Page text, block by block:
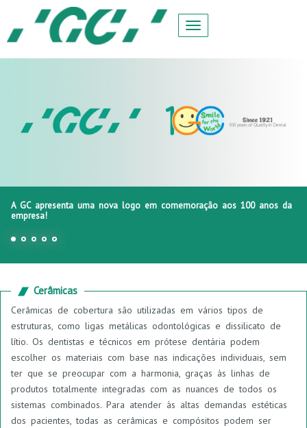
A GC apresenta uma nova logo em comemoração aos 100 anos da
empresa!
Cerâmicas
Cerâmicas de cobertura são utilizadas em vários tipos de
estruturas, como ligas metálicas odontológicas e dissilicato de
lítio. Os dentistas e técnicos em prótese dentária podem
escolher os materiais com base nas indicações individuais, sem
ter que se preocupar com a harmonia, graças às linhas de
produtos totalmente integradas com as nuances de todos os
sistemas combinados. Para atender às altas demandas estéticas
dos pacientes, todas as cerâmicas e compósitos podem ser